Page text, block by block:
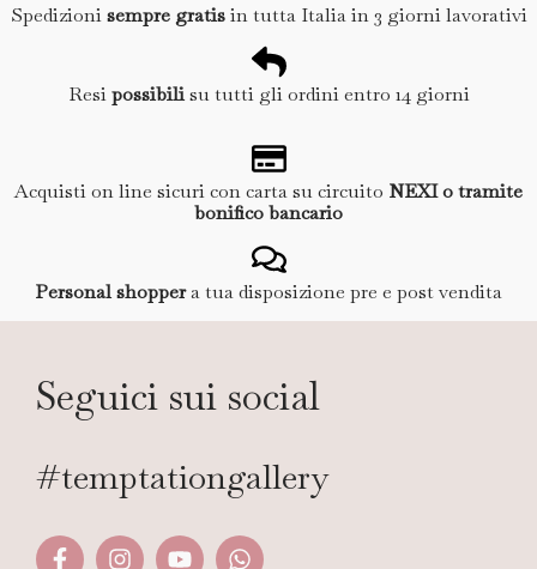
Spedizionisempre gratisin tutta Italia in 3 giorni lavorativi
Resipossibilisu tutti gli ordini entro 14 giorni
Acquisti on line sicuri con carta su circuito NEXI o tramite
bonifico bancario
Personal shoppera tua disposizione pre e post vendita
Seguici sui social
#temptationgallery